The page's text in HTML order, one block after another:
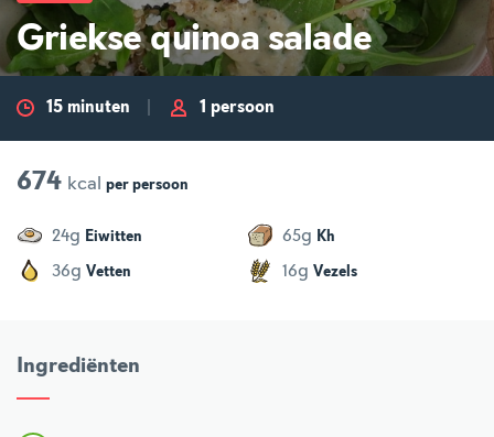
Griekse quinoa salade
15 minuten 1 persoon
674 kcal per persoon
24g Eiwitten 65g Kh
36g Vetten 16g Vezels
Ingrediënten